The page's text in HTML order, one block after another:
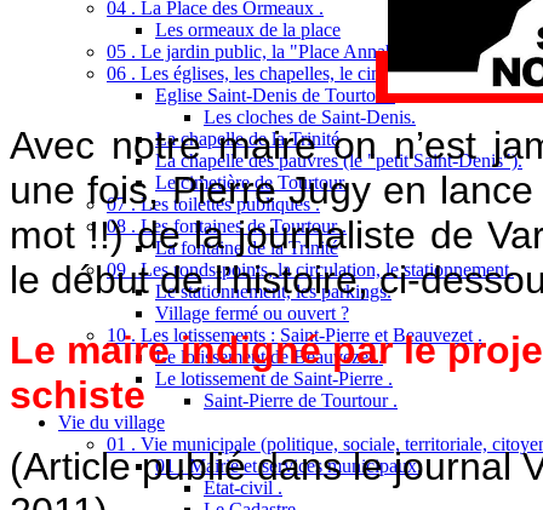
04 . La Place des Ormeaux .
Les ormeaux de la place
05 . Le jardin public, la "Place Annabel et Bernard
06 . Les églises, les chapelles, le cimetière.
Eglise Saint-Denis de Tourtour.
Les cloches de Saint-Denis.
La chapelle de la Trinité
La chapelle des pauvres (le "petit Saint-Denis").
Le cimetière de Tourtour.
07 . Les toilettes publiques .
08 . Les fontaines de Tourtour .
La fontaine de la Trinité
09 . Les ronds-points, la circulation, le stationnement.
Le stationnement, les parkings.
Village fermé ou ouvert ?
10 . Les lotissements : Saint-Pierre et Beauvezet .
Le lotissement de Beauvezet .
Le lotissement de Saint-Pierre .
Saint-Pierre de Tourtour .
Vie du village
01 . Vie municipale (politique, sociale, territoriale,
01 . Mairie et services municipaux.
Etat-civil .
Avec notre maire on n’est
une fois, Pierre Jugy en
mot !!) de la journaliste de
le début de l’histoire, ci-
Le maire indigné par le
schiste
(Article publié dans le journal